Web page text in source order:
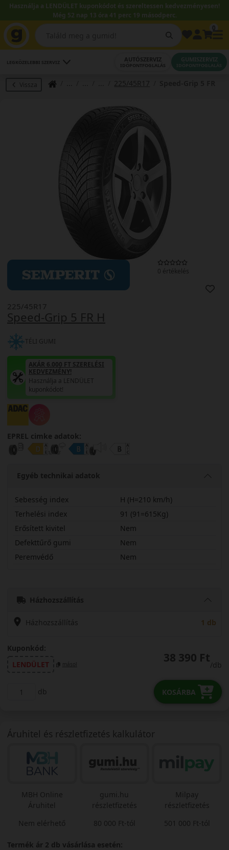
Használja a LENDÜLET kuponkódot és szereltessen kedvezményesen!
Még 52 nap 13 óra 41 perc 18 másodperc.
LEGKÖZELEBBI SZERVIZ AUTÓSZERVIZ
IDŐPONTFOGLALÁS
GUMISZERVIZ
IDŐPONTFOGLALÁS
Vissza 225/45R17
0 értékelés
Speed-Grip 5 FR H
225/45R17
TÉLI GUMI
AKÁR 6.000 FT SZERELÉSI
KEDVEZMÉNY!
Használja a LENDÜLET
kuponkódot!
EPREL cimke adatok:
Egyéb technikai adatok
Sebesség index
H (H=210 km/h)
Terhelési index
91 (91=615Kg)
Erősített kivitel
Nem
Defekttűrő gumi
Nem
Peremvédő
Nem
Házhozszállítás
Házhozszállítás 1 db
Kuponkód:
LENDÜLET
másol 38 390 Ft
/db
db KOSÁRBA
Áruhitel és részletfizetés kalkulátor
MBH Online
Áruhitel
Nem elérhető
gumi.hu
részletfizetés
80 000 Ft-tól
Milpay
részletfizetés
501 000 Ft-tól
Termék ár 2 db vásárlása esetén: